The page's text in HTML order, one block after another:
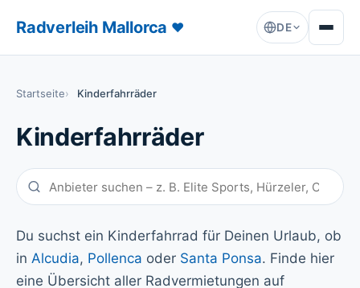
Radverleih Mallorca ♥ DE
Startseite Kinderfahrräder
Kinderfahrräder
Du suchst ein Kinderfahrrad für Deinen Urlaub, ob
in Alcudia, Pollenca oder Santa Ponsa. Finde hier
eine Übersicht aller Radvermietungen auf